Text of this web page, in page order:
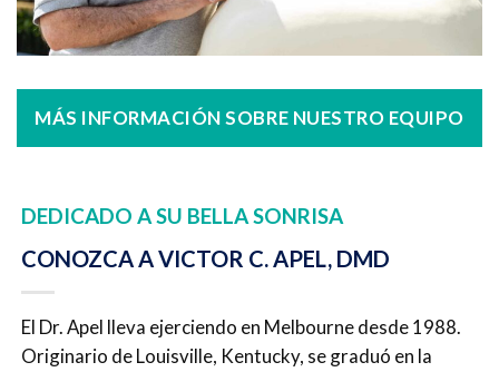
MÁS INFORMACIÓN SOBRE NUESTRO EQUIPO
DEDICADO A SU BELLA SONRISA
CONOZCA A VICTOR C. APEL, DMD
El Dr. Apel lleva ejerciendo en Melbourne desde 1988.
Originario de Louisville, Kentucky, se graduó en la